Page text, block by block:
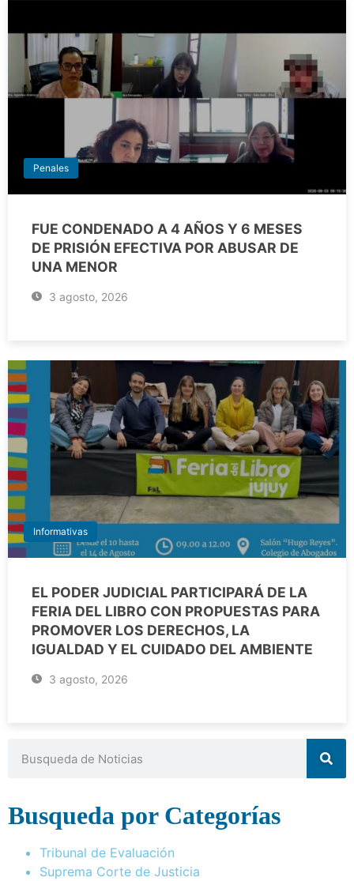
Penales
FUE CONDENADO A 4 AÑOS Y 6 MESES
DE PRISIÓN EFECTIVA POR ABUSAR DE
UNA MENOR
3 agosto, 2026
Informativas
EL PODER JUDICIAL PARTICIPARÁ DE LA
FERIA DEL LIBRO CON PROPUESTAS PARA
PROMOVER LOS DERECHOS, LA
IGUALDAD Y EL CUIDADO DEL AMBIENTE
3 agosto, 2026
Busqueda por Categorías
Tribunal de Evaluación
Suprema Corte de Justicia